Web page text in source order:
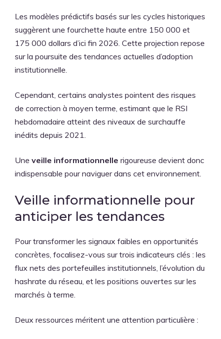
Les modèles prédictifs basés sur les cycles historiques
suggèrent une fourchette haute entre 150 000 et
175 000 dollars d’ici fin 2026. Cette projection repose
sur la poursuite des tendances actuelles d’adoption
institutionnelle.
Cependant, certains analystes pointent des risques
de correction à moyen terme, estimant que le RSI
hebdomadaire atteint des niveaux de surchauffe
inédits depuis 2021.
Une veille informationnelle rigoureuse devient donc
indispensable pour naviguer dans cet environnement.
Veille informationnelle pour
anticiper les tendances
Pour transformer les signaux faibles en opportunités
concrètes, focalisez-vous sur trois indicateurs clés : les
flux nets des portefeuilles institutionnels, l’évolution du
hashrate du réseau, et les positions ouvertes sur les
marchés à terme.
Deux ressources méritent une attention particulière :